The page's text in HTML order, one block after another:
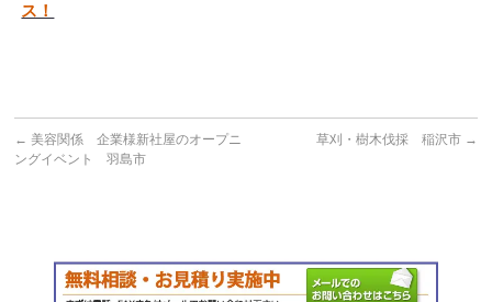
ス！
← 美容関係 企業様新社屋のオープニ
ングイベント 羽島市
草刈・樹木伐採 稲沢市 →